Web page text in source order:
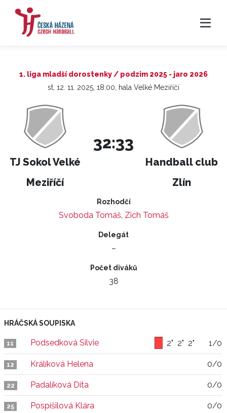
1. liga mladší dorostenky / podzim 2025 - jaro 2026
st, 12. 11. 2025, 18:00, hala Velké Meziříčí
TJ Sokol Velké
Meziříčí
32:33
Handball club
Zlín
Rozhodčí
Svoboda Tomáš, Zich Tomáš
Delegát
–
Počet diváků
38
HRÁČSKÁ SOUPISKA
11 Podsedková Silvie 2" 2" 2" 1/0
12 Králíková Helena 0/0
22 Padalíková Dita 0/0
25 Pospíšilová Klára 0/0